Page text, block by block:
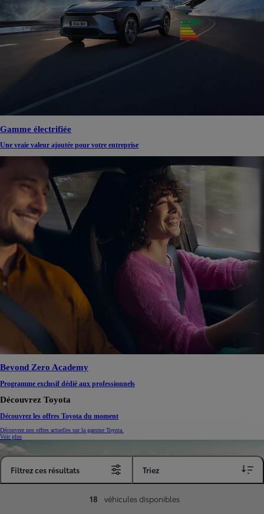
Filtrez ces résultats Triez
18 véhicules disponibles
Gamme électrifiée
Une vraie valeur ajoutée pour votre entreprise
Beyond Zero Academy
Programme exclusif dédié aux professionnels
Découvrez Toyota
Découvrez les offres Toyota du moment
Découvrez nos offres actuelles sur la gamme Toyota.
Voir plus